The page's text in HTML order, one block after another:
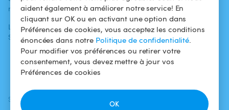
aident également à améliorer notre service! En
cliquant sur OK ou en activant une option dans
Préférences de cookies, vous acceptez les conditions
énoncées dans notre Politique de confidentialité.
Pour modifier vos préférences ou retirer votre
consentement, vous devez mettre à jour vos
Préférences de cookies
OK
médias
L'aventure
Swimmy
Pour les
propriétaires
Louer ma piscine
Comment ça
marche ?
d'utilisation
Politique de
confidentialité
Mentions légales
SUIVEZ-NOUS